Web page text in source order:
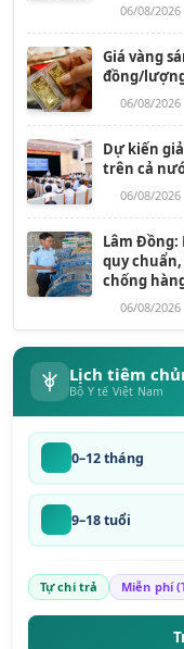
06/08/2026
Giá vàng
đồng/
06/08/2026
Dự kiến
trên cả
06/08/2026
Lâm Đồng:
quy
chống
06/08/2026
Lịch tiêm
Bộ Y tế Việt Nam
0–12 tháng
9–18 tuổi
Tự chi trả Miễn phí